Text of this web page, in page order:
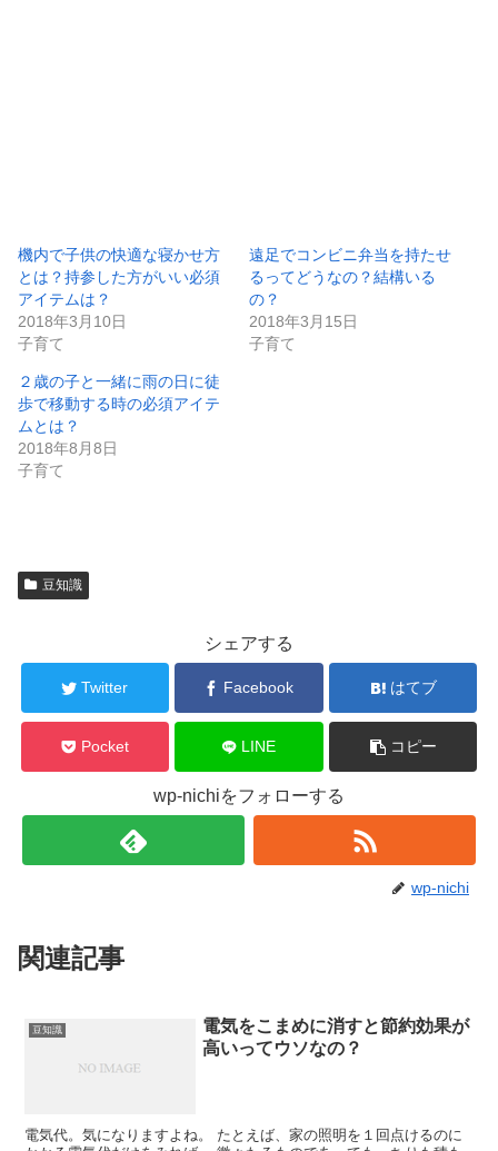
機内で子供の快適な寝かせ方
とは？持参した方がいい必須
アイテムは？
2018年3月10日
子育て
遠足でコンビニ弁当を持たせ
るってどうなの？結構いる
の？
2018年3月15日
子育て
２歳の子と一緒に雨の日に徒
歩で移動する時の必須アイテ
ムとは？
2018年8月8日
子育て
豆知識
シェアする
Twitter Facebook はてブ
Pocket LINE コピー
wp-nichiをフォローする
wp-nichi
関連記事
豆知識
電気をこまめに消すと節約効果が
高いってウソなの？
電気代。気になりますよね。 たとえば、家の照明を１回点けるのに